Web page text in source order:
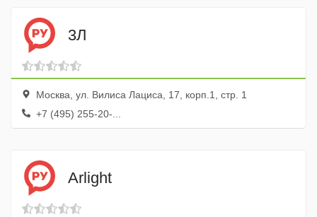
3Л
Москва, ул. Вилиса Лациса, 17, корп.1, стр. 1
+7 (495) 255-20-...
Arlight